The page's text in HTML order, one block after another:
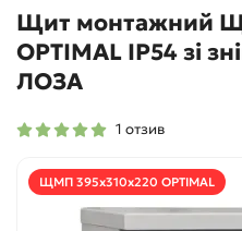
Щит монтажний
OPTIMAL IP54 зі
ЛОЗА
1 отзив
ЩМП 395х310х220 OPTIMAL